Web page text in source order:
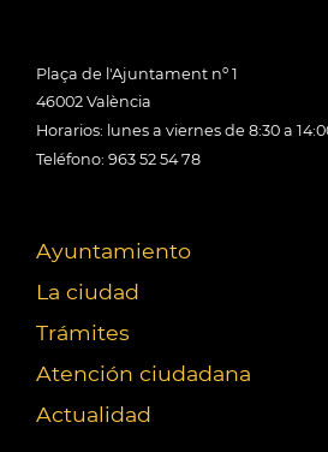
Plaça de l'Ajuntament nº 1
46002 València
Horarios: lunes a viernes de 8:30 a
Teléfono: 963 52 54 78
Ayuntamiento
La ciudad
Trámites
Atención ciudadana
Actualidad